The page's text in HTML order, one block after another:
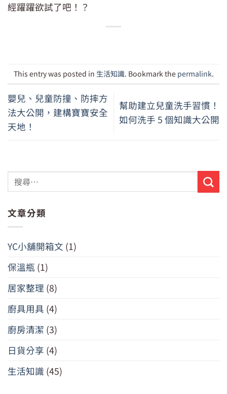
經躍躍欲試了吧！？
This entry was posted in 生活知識. Bookmark the permalink.
嬰兒、兒童防撞、防摔方
法大公開，建構寶寶安全
天地！
幫助建立兒童洗手習慣！
如何洗手 5 個知識大公開
文章分類
YC小舖開箱文 (1)
保溫瓶 (1)
居家整理 (8)
廚具用具 (4)
廚房清潔 (3)
日貨分享 (4)
生活知識 (45)